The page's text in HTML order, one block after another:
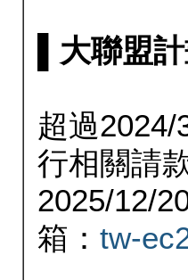
▌大聯盟
超過
行相關請
2025/12/
箱： tw-